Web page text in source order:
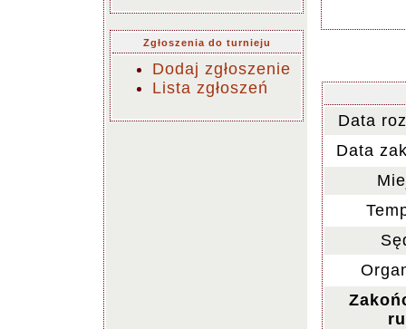
Zgłoszenia do turnieju
Dodaj zgłoszenie
Lista zgłoszeń
Data
Data